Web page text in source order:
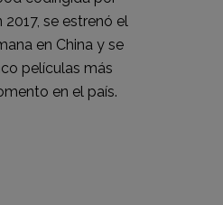
se estrenó el
en China y se
películas más
en el país.